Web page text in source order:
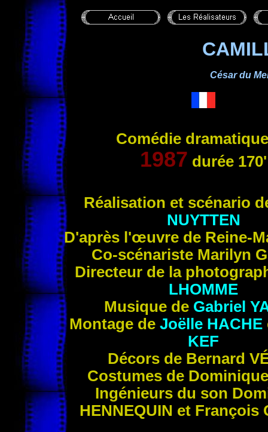
César du
Comédie
1987 durée 170'
Réalisation et scénario
NUYTTEN
D'après l'œuvre de Reine-
Co-scénariste Marilyn
Directeur de la
LHOMME
Musique de Gabriel
Montage de Joëlle HACHE
KEF
Décors de Bernard
Costumes de
Ingénieurs du son
HENNEQUIN et François